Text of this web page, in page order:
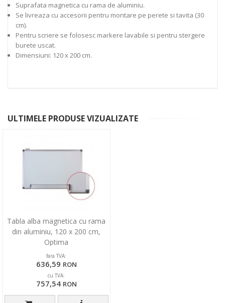
Suprafata magnetica cu rama de aluminiu.
Se livreaza cu accesorii pentru montare pe perete si tavita (30
cm).
Pentru scriere se folosesc markere lavabile si pentru stergere
burete uscat.
Dimensiuni: 120 x 200 cm.
ULTIMELE PRODUSE VIZUALIZATE
Tabla alba magnetica cu rama
din aluminiu, 120 x 200 cm,
Optima
fara TVA:
636,59 RON
cu TVA:
757,54 RON